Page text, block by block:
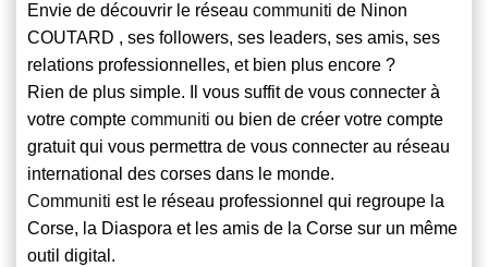
Envie de découvrir le réseau communiti de Ninon
COUTARD , ses followers, ses leaders, ses amis, ses
relations professionnelles, et bien plus encore ?
Rien de plus simple. Il vous suffit de vous connecter à
votre compte communiti ou bien de créer votre compte
gratuit qui vous permettra de vous connecter au réseau
international des corses dans le monde.
Communiti est le réseau professionnel qui regroupe la
Corse, la Diaspora et les amis de la Corse sur un même
outil digital.